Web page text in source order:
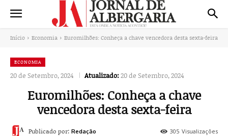
Início Economia Euromilhões: Conheça a chave vencedora desta sexta-feira
ECONOMIA
20 de Setembro, 2024 Atualizado:20 de Setembro, 2024
Euromilhões: Conheça a chave
vencedora desta sexta-feira
305 Visualizações
Publicado por: Redação